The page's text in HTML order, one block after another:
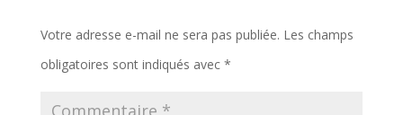
Votre adresse e-mail ne sera pas publiée. Les champs
obligatoires sont indiqués avec *